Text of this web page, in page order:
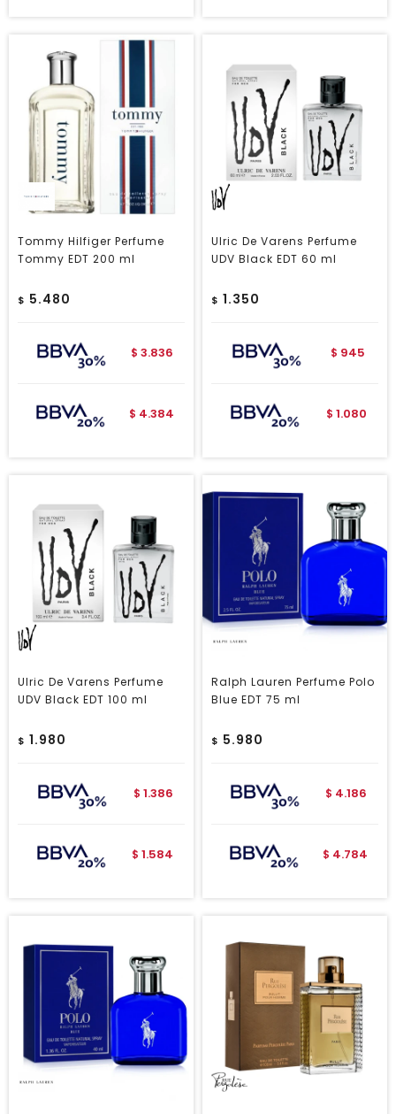
Tommy Hilfiger Perfume
Tommy EDT 200 ml
$ 5.480
$ 3.836
$ 4.384
Ulric De Varens Perfume
UDV Black EDT 60 ml
$ 1.350
$ 945
$ 1.080
Ulric De Varens Perfume
UDV Black EDT 100 ml
$ 1.980
$ 1.386
$ 1.584
Ralph Lauren Perfume Polo
Blue EDT 75 ml
$ 5.980
$ 4.186
$ 4.784